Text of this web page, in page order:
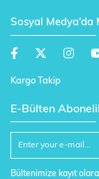
Sosyal Medya'da
Kargo Takip
E-Bülten
Bültenimize kayıt